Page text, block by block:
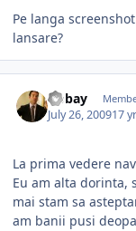
Pe langa
lansare?
Dobay
July 26, 200917 yr
La prima vedere
Eu am alta dorinta,
mai stam sa
am banii pusi